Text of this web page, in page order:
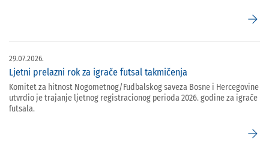
arrow_forward
29.07.2026.
Ljetni prelazni rok za igrače futsal takmičenja
Komitet za hitnost Nogometnog/Fudbalskog saveza Bosne i Hercegovine
utvrdio je trajanje ljetnog registracionog perioda 2026. godine za igrače
futsala.
arrow_forward